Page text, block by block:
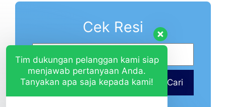
Cek Resi
Cari
Tim dukungan pelanggan kami siap
menjawab pertanyaan Anda.
Tanyakan apa saja kepada kami!